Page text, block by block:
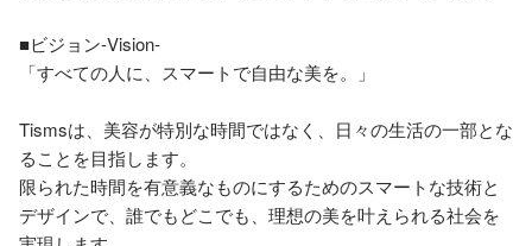
■ビジョン-Vision-
「すべての人に、スマートで自由な美を。」
Tismsは、美容が特別な時間ではなく、日々の生活の一部とな
ることを目指します。
限られた時間を有意義なものにするためのスマートな技術と
デザインで、誰でもどこでも、理想の美を叶えられる社会を